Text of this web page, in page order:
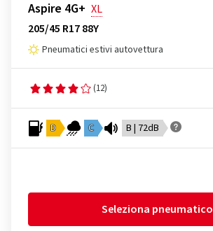
Aspire 4G+ XL
205/45 R17 88Y
Pneumatici estivi autovettura
(12)
D C B | 72dB
Seleziona pneumatico